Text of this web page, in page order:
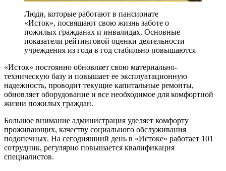
Люди, которые работают в пансионате
«Исток», посвящают свою жизнь заботе о
пожилых гражданах и инвалидах. Основные
показатели рейтинговой оценки деятельности
учреждения из года в год стабильно повышаются
«Исток» постоянно обновляет свою материально-
техническую базу и повышает ее эксплуатационную
надежность, проводит текущие капитальные ремонты,
обновляет оборудование и все необходимое для комфортной
жизни пожилых граждан.
Большое внимание администрация уделяет комфорту
проживающих, качеству социального обслуживания
подопечных. На сегодняшний день в «Истоке» работает 101
сотрудник, регулярно повышается квалификация
специалистов.